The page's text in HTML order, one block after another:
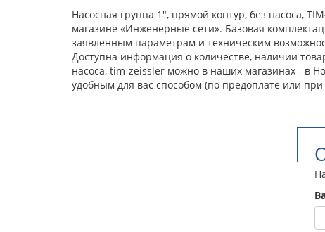
Насосная группа 1", прямой контур, без насоса,
магазине «Инженерные сети». Базовая
заявленным параметрам и техническим
Доступна информация о количестве, наличии
насоса, tim-zeissler можно в наших магазинах - в
удобным для вас способом (по предоплате или